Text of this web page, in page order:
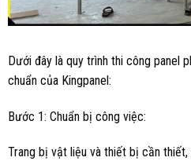
Dưới đây là quy trình thi công panel
chuẩn của Kingpanel:
Bước 1: Chuẩn bị công việc:
Trang bị vật liệu và thiết bị cần